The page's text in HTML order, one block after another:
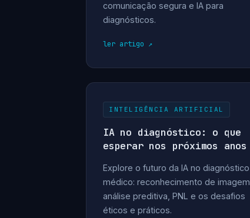
comunicação segura e IA para
diagnósticos.
ler artigo
INTELIGÊNCIA ARTIFICIAL
IA no diagnóstico: o que
esperar nos próximos anos
Explore o futuro da IA no diagnóstico
médico: reconhecimento de imagem,
análise preditiva, PNL e os desafios
éticos e práticos.